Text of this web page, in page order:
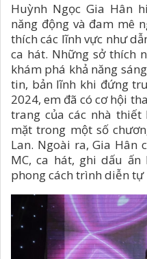
Huỳnh Ngọc Gia Hân
năng động và đam mê
thích các lĩnh vực như
ca hát. Những sở thích
khám phá khả năng
tin, bản lĩnh khi đứng
2024, em đã có cơ hội
trang của các nhà
mặt trong một số
Lan. Ngoài ra, Gia Hân
MC, ca hát, ghi dấu ấn
phong cách trình diễn tự